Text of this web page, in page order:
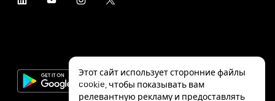
Этот сайт использует сторонние файлы
cookie, чтобы показывать вам
релевантную рекламу и предоставлять